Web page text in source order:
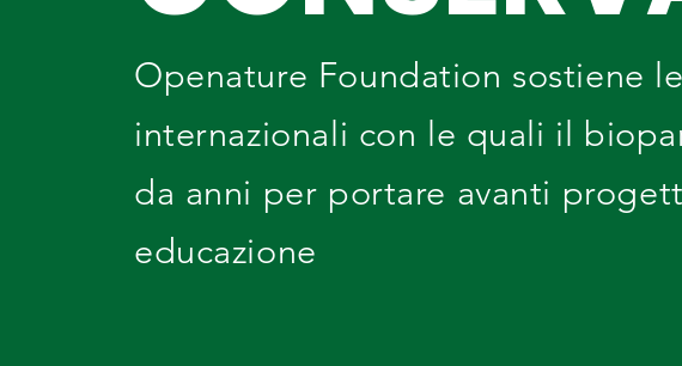
Openature Foundation sostiene
internazionali con le quali il
da anni per portare avanti
educazione